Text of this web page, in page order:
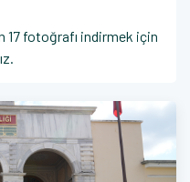
fotoğrafı indirmek için